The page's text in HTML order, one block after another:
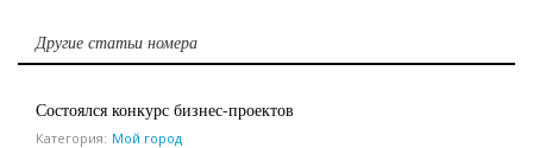
Другие статьи номера
Состоялся конкурс бизнес-проектов
Категория: Мой город